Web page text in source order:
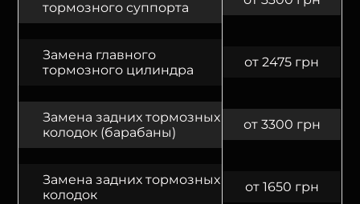
тормозного суппорта
Замена главного
тормозного цилиндра
от 2475 грн
Замена задних тормозных
колодок (барабаны)
от 3300 грн
Замена задних тормозных
колодок
от 1650 грн